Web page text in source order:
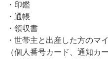
・印鑑
・通帳
・領収書
・世帯主と出産した方のマ
（個人番号カード、通知カ